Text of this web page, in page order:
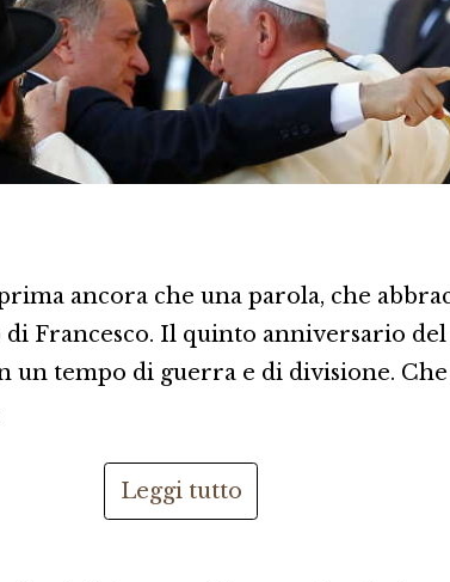
ancora che una parola, che
Francesco. Il quinto anniversario
un tempo di guerra e di divisione.
Leggi tutto